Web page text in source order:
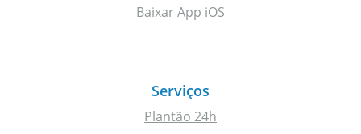
Baixar App iOS
Serviços
Plantão 24h